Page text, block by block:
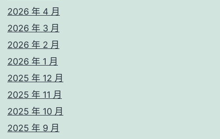
2026 年 4 月
2026 年 3 月
2026 年 2 月
2026 年 1 月
2025 年 12 月
2025 年 11 月
2025 年 10 月
2025 年 9 月